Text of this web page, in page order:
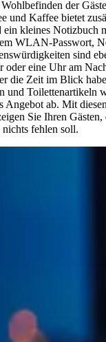
der
und Kaffee bietet
kleines Notizbuch
WLAN-Passwort,
sind
eine Uhr am
die Zeit im Blick
und Toilettenartikeln
Angebot ab. Mit
Sie Ihren
fehlen soll.